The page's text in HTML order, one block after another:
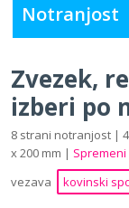
Notranjost
Zvezek,
izberi po
8 strani notranjost |
x 200 mm | Spremeni
vezava
kovinski